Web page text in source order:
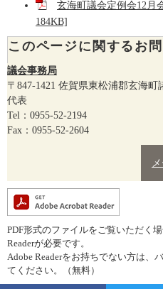
玄海町議会定例会12月
184KB]
このページに関するお
議会事務局
〒847-1421 佐賀県東松浦郡玄海町
代表
Tel：0955-52-2194
Fax：0955-52-2604
PDF形式のファイルをご覧いただく
Readerが必要です。
Adobe Readerをお持ちでない方は、
てください。（無料）